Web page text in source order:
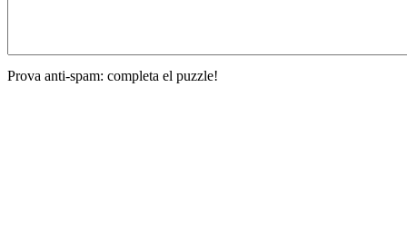
Prova anti-spam: completa el puzzle!